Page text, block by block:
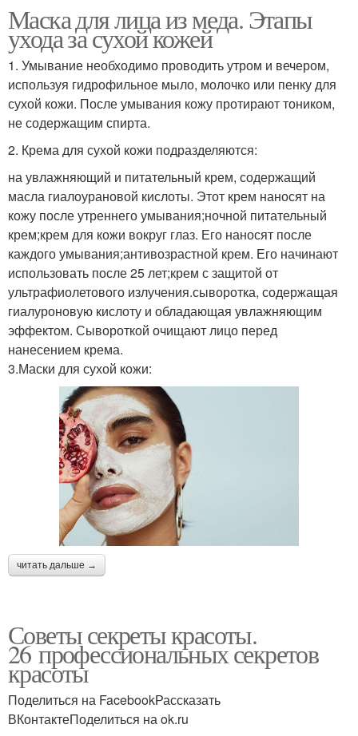
Маска для лица из меда. Этапы
ухода за сухой кожей
1. Умывание необходимо проводить утром и вечером,
используя гидрофильное мыло, молочко или пенку для
сухой кожи. После умывания кожу протирают тоником,
не содержащим спирта.
2. Крема для сухой кожи подразделяются:
на увлажняющий и питательный крем, содержащий
масла гиалоурановой кислоты. Этот крем наносят на
кожу после утреннего умывания;ночной питательный
крем;крем для кожи вокруг глаз. Его наносят после
каждого умывания;антивозрастной крем. Его начинают
использовать после 25 лет;крем с защитой от
ультрафиолетового излучения.сыворотка, содержащая
гиалуроновую кислоту и обладающая увлажняющим
эффектом. Сывороткой очищают лицо перед
нанесением крема.
3.Маски для сухой кожи:
читать дальше →
Советы секреты красоты.
26 профессиональных секретов
красоты
Поделиться на FacebookРассказать
ВКонтактеПоделиться на ok.ru